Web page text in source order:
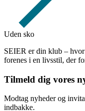
Uden sko
SEIER er din klub –
forenes i en livsstil, der
Tilmeld dig vores
Modtag nyheder og
indbakke.